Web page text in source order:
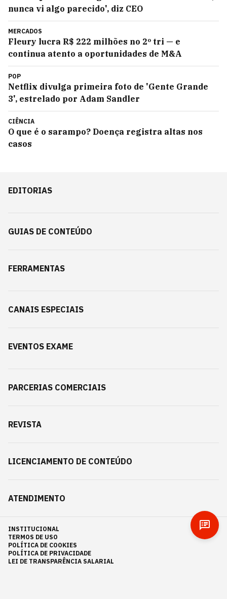
nunca vi algo parecido', diz CEO
MERCADOS
Fleury lucra R$ 222 milhões no 2º tri — e
continua atento a oportunidades de M&A
POP
Netflix divulga primeira foto de 'Gente Grande
3', estrelado por Adam Sandler
CIÊNCIA
O que é o sarampo? Doença registra altas nos
casos
EDITORIAS
GUIAS DE CONTEÚDO
FERRAMENTAS
CANAIS ESPECIAIS
EVENTOS EXAME
PARCERIAS COMERCIAIS
REVISTA
LICENCIAMENTO DE CONTEÚDO
ATENDIMENTO
INSTITUCIONAL
TERMOS DE USO
POLÍTICA DE COOKIES
POLÍTICA DE PRIVACIDADE
LEI DE TRANSPARÊNCIA SALARIAL